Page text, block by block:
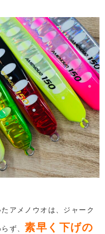
アメノウオは、ジャーク
ず、素早く下げの